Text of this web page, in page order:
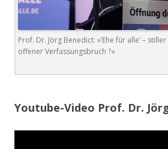
Prof. Dr. Jörg Benedict: »’Ehe für alle‘ –
offener Verfassungsbruch ?«
Youtube-Video Prof. Dr.